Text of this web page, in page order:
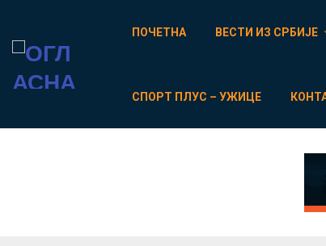
ПОЧЕТНА ВЕСТИ ИЗ СРБИЈЕ
СПОРТ ПЛУС – УЖИЦЕ